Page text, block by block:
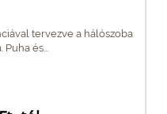
tervezve a hálószoba
és...